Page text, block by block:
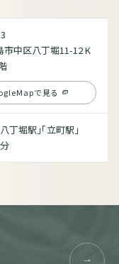
市中区八丁堀11-12 K
で見る
丁堀駅」「立町駅」